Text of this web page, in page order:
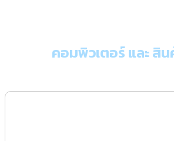
คอมพิวเตอร์ และ สิน